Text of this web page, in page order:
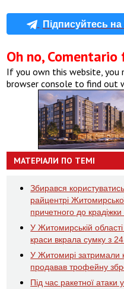
Підписуйтесь
Oh no,
If you own this website,
browser console to find out
МАТЕРІАЛИ ПО ТЕМІ
Збирався
райцентрі
причетного до
У Житомирській
краси вкрала сумку з
У Житомирі затримали
продавав трофейну
Під час ракетної атаки